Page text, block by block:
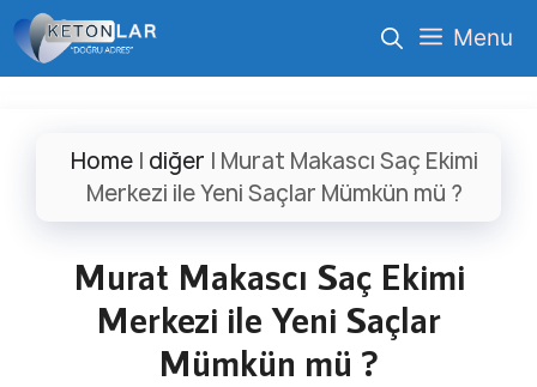
İçeriğe
atla
Menu
Home | diğer | Murat Makascı Saç Ekimi
Merkezi ile Yeni Saçlar Mümkün mü ?
Murat Makascı Saç Ekimi
Merkezi ile Yeni Saçlar
Mümkün mü ?